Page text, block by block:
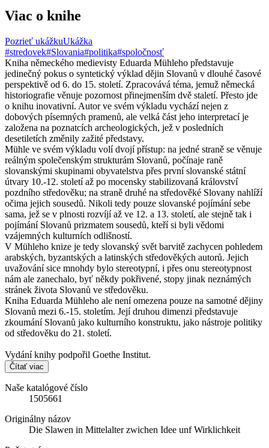
Viac o knihe
Pozrieť ukážkuUkážka
#stredovek#Slovania#politika#spoločnosť
Kniha německého medievisty Eduarda Mühleho představuje
jedinečný pokus o syntetický výklad dějin Slovanů v dlouhé časové
perspektivě od 6. do 15. století. Zpracovává téma, jemuž německá
historiografie věnuje pozornost přinejmenším dvě staletí. Přesto jde
o knihu inovativní. Autor ve svém výkladu vychází nejen z
dobových písemných pramenů, ale velká část jeho interpretací je
založena na poznatcích archeologických, jež v posledních
desetiletích změnily zažité představy.
Mühle ve svém výkladu volí dvojí přístup: na jedné straně se věnuje
reálným společenským strukturám Slovanů, počínaje raně
slovanskými skupinami obyvatelstva přes první slovanské státní
útvary 10.-12. století až po mocensky stabilizovaná království
pozdního středověku; na straně druhé na středověké Slovany nahlíží
očima jejich sousedů. Nikoli tedy pouze slovanské pojímání sebe
sama, jež se v plnosti rozvíjí až ve 12. a 13. století, ale stejně tak i
pojímání Slovanů prizmatem sousedů, kteří si byli vědomi
vzájemných kulturních odlišností.
V Mühleho knize je tedy slovanský svět barvitě zachycen pohledem
arabských, byzantských a latinských středověkých autorů. Jejich
uvažování sice mnohdy bylo stereotypní, i přes onu stereotypnost
nám ale zanechalo, byť někdy pokřivené, stopy jinak neznámých
stránek života Slovanů ve středověku.
Kniha Eduarda Mühleho ale není omezena pouze na samotné dějiny
Slovanů mezi 6.-15. stoletím. Její druhou dimenzi představuje
zkoumání Slovanů jako kulturního konstruktu, jako nástroje politiky
od středověku do 21. století.
Vydání knihy podpořil Goethe Institut.
Čítať viac
Naše katalógové číslo
1505661
Originálny názov
Die Slawen in Mittelalter zwichen Idee unf Wirklichkeit